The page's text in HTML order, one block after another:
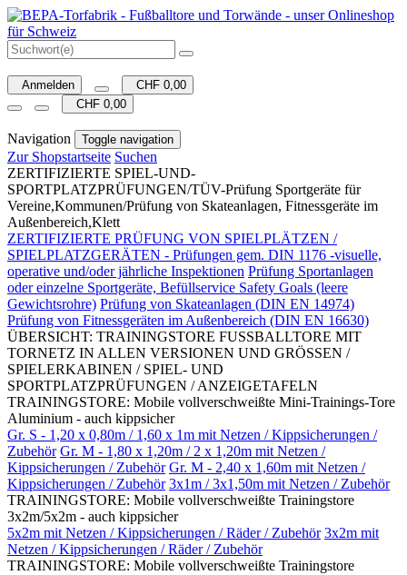
Anmelden
CHF 0,00
CHF 0,00
Navigation Toggle navigation
Zur Shopstartseite Suchen
ZERTIFIZIERTE SPIEL-UND-
SPORTPLATZPRÜFUNGEN/TÜV-Prüfung Sportgeräte für
Vereine,Kommunen/Prüfung von Skateanlagen, Fitnessgeräte im
Außenbereich,Klett
ZERTIFIZIERTE PRÜFUNG VON SPIELPLÄTZEN /
SPIELPLATZGERÄTEN - Prüfungen gem. DIN 1176 -visuelle,
operative und/oder jährliche Inspektionen Prüfung Sportanlagen
oder einzelne Sportgeräte, Befüllservice Safety Goals (leere
Gewichtsrohre) Prüfung von Skateanlagen (DIN EN 14974)
Prüfung von Fitnessgeräten im Außenbereich (DIN EN 16630)
ÜBERSICHT: TRAININGSTORE FUSSBALLTORE MIT
TORNETZ IN ALLEN VERSIONEN UND GRÖSSEN /
SPIELERKABINEN / SPIEL- UND
SPORTPLATZPRÜFUNGEN / ANZEIGETAFELN
TRAININGSTORE: Mobile vollverschweißte Mini-Trainings-Tore
Aluminium - auch kippsicher
Gr. S - 1,20 x 0,80m / 1,60 x 1m mit Netzen / Kippsicherungen /
Zubehör Gr. M - 1,80 x 1,20m / 2 x 1,20m mit Netzen /
Kippsicherungen / Zubehör Gr. M - 2,40 x 1,60m mit Netzen /
Kippsicherungen / Zubehör 3x1m / 3x1,50m mit Netzen / Zubehör
TRAININGSTORE: Mobile vollverschweißte Trainingstore
3x2m/5x2m - auch kippsicher
5x2m mit Netzen / Kippsicherungen / Räder / Zubehör 3x2m mit
Netzen / Kippsicherungen / Räder / Zubehör
TRAININGSTORE: Mobile vollverschweißte Trainingstore